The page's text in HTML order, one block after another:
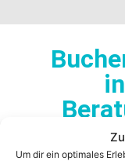
Um dir ein optimales